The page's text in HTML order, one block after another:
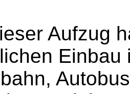
Aufzug
Einbau